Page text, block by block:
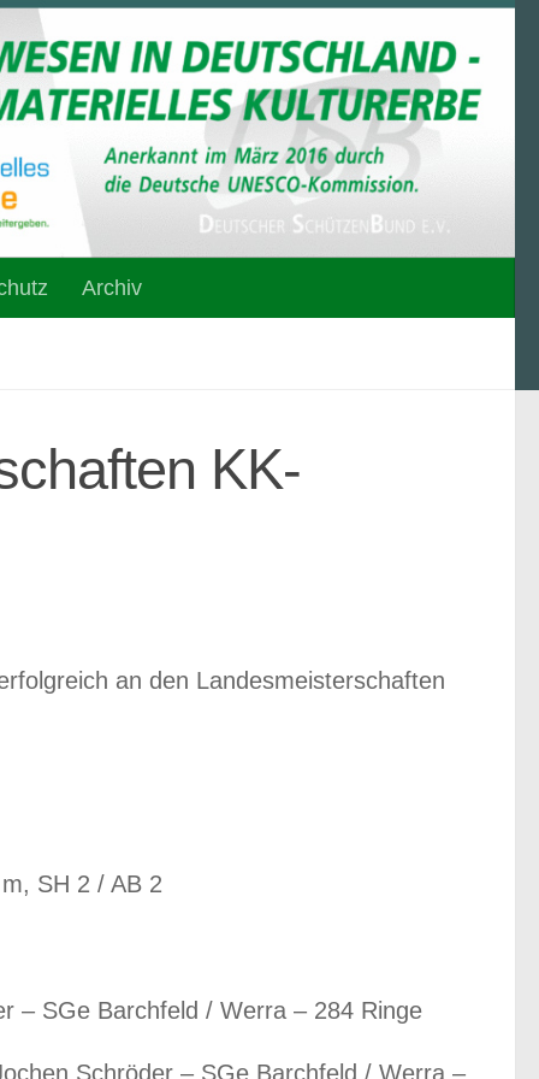
Archiv
KK-
an den Landesmeisterschaften
SH 2 / AB 2
– SGe Barchfeld / Werra – 284 Ringe
Schröder – SGe Barchfeld / Werra –